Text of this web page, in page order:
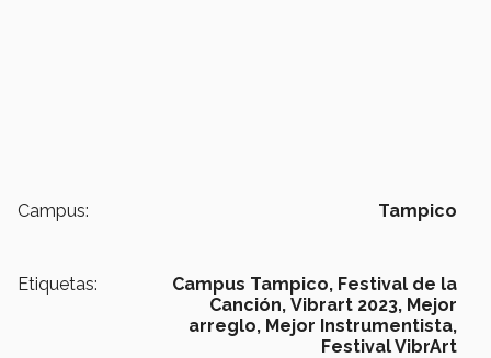
Campus: Tampico
Etiquetas: Campus Tampico, Festival de la
Canción, Vibrart 2023, Mejor
arreglo, Mejor Instrumentista,
Festival VibrArt